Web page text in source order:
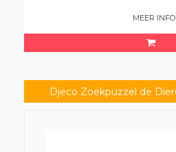
MEER INFO
Djeco Zoekpuzzel de